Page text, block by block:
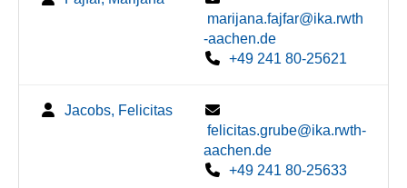
marijana.fajfar@ika.rwth
-aachen.de
+49 241 80-25621
Jacobs, Felicitas
felicitas.grube@ika.rwth-
aachen.de
+49 241 80-25633